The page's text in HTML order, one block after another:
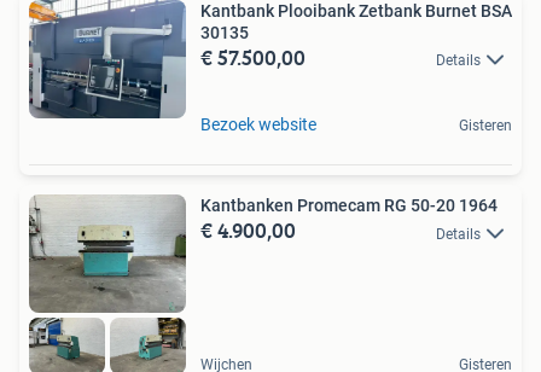
Kantbank Plooibank Zetbank Burnet BSA
30135
€ 57.500,00 Details
Bezoek website Gisteren
Kantbanken Promecam RG 50-20 1964
€ 4.900,00 Details
Wijchen Gisteren